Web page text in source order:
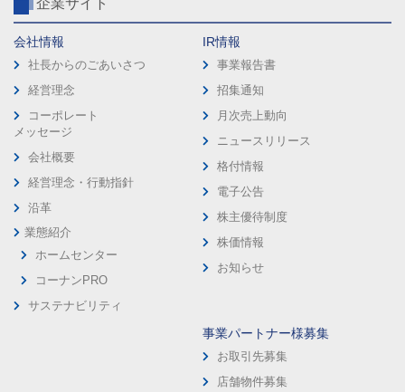
会社情報
社長からのごあいさつ
経営理念
コーポレート
メッセージ
会社概要
経営理念・行動指針
沿革
業態紹介
ホームセンター
コーナンPRO
サステナビリティ
IR情報
事業報告書
招集通知
月次売上動向
ニュースリリース
格付情報
電子公告
株主優待制度
株価情報
お知らせ
事業パートナー様募集
お取引先募集
店舗物件募集